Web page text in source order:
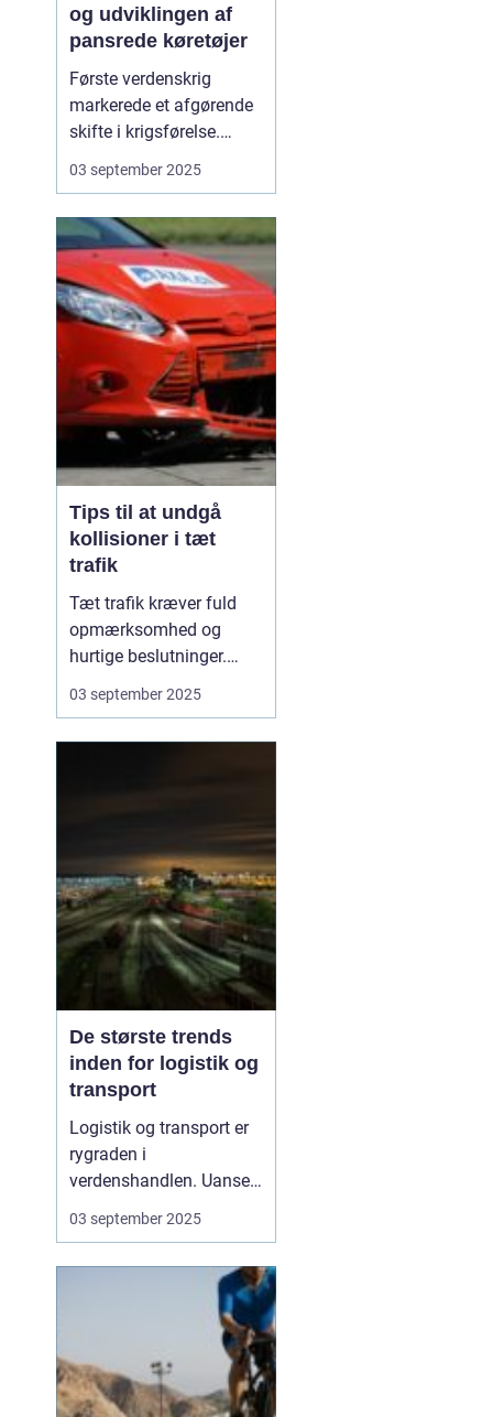
og udviklingen af
pansrede køretøjer
Første verdenskrig
markerede et afgørende
skifte i krigsførelse.
Industrialiseringen
havde allerede ændret
organiseret på, men
krigen i 1914-1918 blev
den første, hvor
pansrede k&os...
03 september 2025
Tips til at undgå
kollisioner i tæt
trafik
Tæt trafik kræver fuld
opmærksomhed og
hurtige beslutninger.
Små fejl kan hurtigt føre
til sammenstød, og
03 september 2025
De største trends
inden for logistik og
transport
Logistik og transport er
rygraden i
verdenshandlen. Uanset
om vi taler dagligvarer til
supermarkedet,
transporten fungerer
effektivt. I de senere &a...
03 september 2025